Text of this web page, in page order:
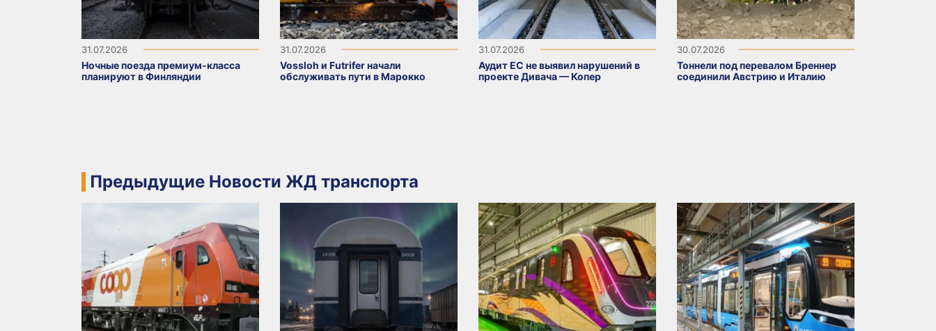
31.07.2026
Ночные поезда премиум-класса
планируют в Финляндии
31.07.2026
Vossloh и Futrifer начали
обслуживать пути в Марокко
31.07.2026
Аудит ЕС не выявил нарушений в
проекте Дивача — Копер
30.07.2026
Тоннели под перевалом Бреннер
соединили Австрию и Италию
Предыдущие Новости ЖД транспорта